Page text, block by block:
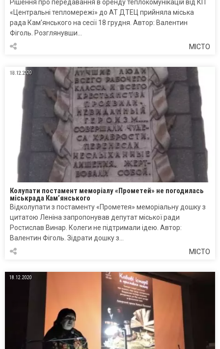
Рішення про передавання в оренду теплокомунікацій від КП
«Центральні тепломережі» до АТ ДТЕЦ прийняла міська
рада Кам’янського на сесії 18 грудня. Автор: Валентин
Фіголь. Розглянувши…
МІСТО
18.12.2020
Колупати постамент меморіалу «Прометей» не погодилась
міськрада Кам’янського
Відколупати з постаменту «Прометея» меморіальну дошку з
цитатою Леніна запропонував депутат міської ради
Ростислав Винар. Колеги не підтримали ідею. Автор:
Валентин Фіголь. Зідрати дошку з…
МІСТО
18.12.2020